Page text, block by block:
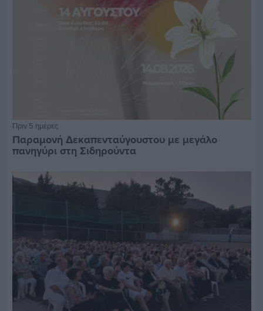
Πριν 5 ημέρες
Παραμονή Δεκαπενταύγουστου με μεγάλο
πανηγύρι στη Σιδηρούντα